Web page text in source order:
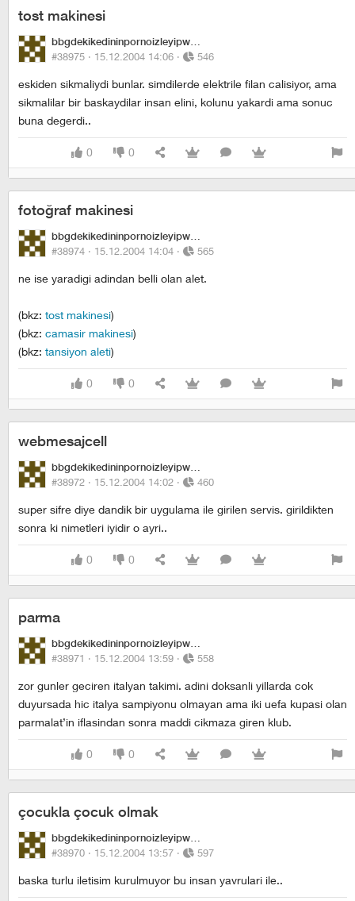
tost makinesi
#38975 · 15.12.2004 14:06 · 546
eskiden sikmaliydi bunlar. simdilerde elektrile filan calisiyor, ama
sikmalilar bir baskaydilar insan elini, kolunu yakardi ama sonuc
buna degerdi..
0 0
fotoğraf makinesi
#38974 · 15.12.2004 14:04 · 565
ne ise yaradigi adindan belli olan alet.
(bkz: tost makinesi)
(bkz: camasir makinesi)
(bkz: tansiyon aleti)
0 0
webmesajcell
#38972 · 15.12.2004 14:02 · 460
super sifre diye dandik bir uygulama ile girilen servis. girildikten
sonra ki nimetleri iyidir o ayri..
0 0
parma
#38971 · 15.12.2004 13:59 · 558
zor gunler geciren italyan takimi. adini doksanli yillarda cok
duyursada hic italya sampiyonu olmayan ama iki uefa kupasi olan
parmalat’in iflasindan sonra maddi cikmaza giren klub.
0 0
çocukla çocuk olmak
#38970 · 15.12.2004 13:57 · 597
baska turlu iletisim kurulmuyor bu insan yavrulari ile..